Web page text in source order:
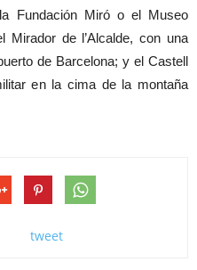
Fundación Miró o el Museo
Mirador de l’Alcalde, con una
de Barcelona; y el Castell
en la cima de la montaña
tweet